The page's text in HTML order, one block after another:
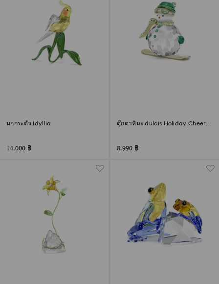
นกกระตั้ว Idyllia
14,000 ฿
ตุ๊กตาหิมะ dulcis Holiday Cheers
8,990 ฿